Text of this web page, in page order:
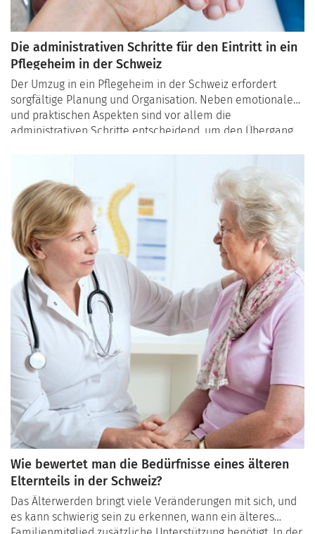
Die administrativen Schritte für den Eintritt in ein
Pflegeheim in der Schweiz
Der Umzug in ein Pflegeheim in der Schweiz erfordert
sorgfältige Planung und Organisation. Neben emotionalen
und praktischen Aspekten sind vor allem die
administrativen Schritte entscheidend, um den Übergang
Eintritt in eine Maison de retraite in der
Schweiz erforderlich sind.
Wie bewertet man die Bedürfnisse eines älteren
Elternteils in der Schweiz?
Das Älterwerden bringt viele Veränderungen mit sich, und
es kann schwierig sein zu erkennen, wann ein älteres